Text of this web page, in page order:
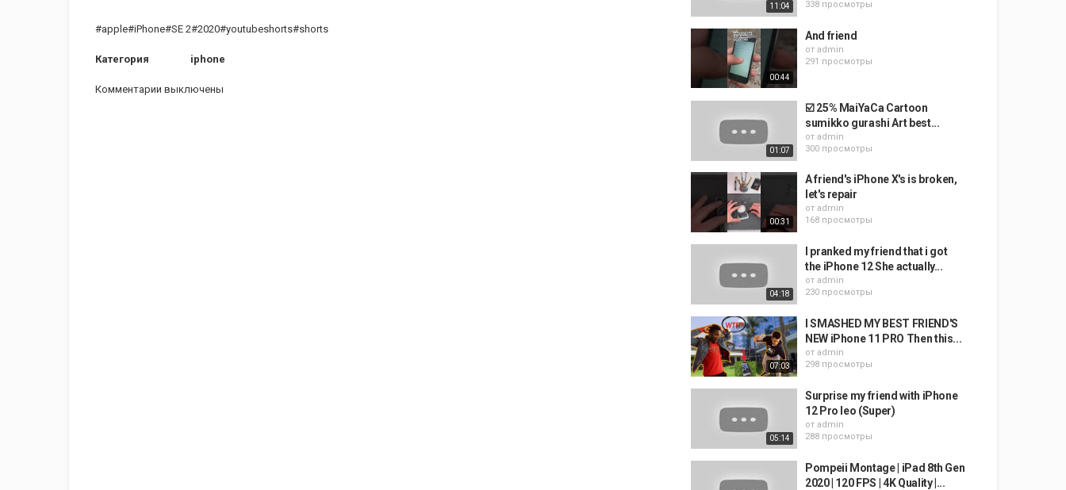
#apple#iPhone#SE 2#2020#youtubeshorts#shorts
Категория iphone
Комментарии выключены
11:04 338 просмотры
00:44
And friend
от admin
291 просмотры
01:07
☑️ 25% MaiYaCa Cartoon
sumikko gurashi Art best...
от admin
300 просмотры
00:31
A friend's iPhone X's is broken,
let's repair
от admin
168 просмотры
04:18
I pranked my friend that i got
the iPhone 12 She actually...
от admin
230 просмотры
07:03
I SMASHED MY BEST FRIEND'S
NEW iPhone 11 PRO Then this...
от admin
298 просмотры
05:14
Surprise my friend with iPhone
12 Pro leo (Super)
от admin
288 просмотры
Pompeii Montage | iPad 8th Gen
2020 | 120 FPS | 4K Quality |...